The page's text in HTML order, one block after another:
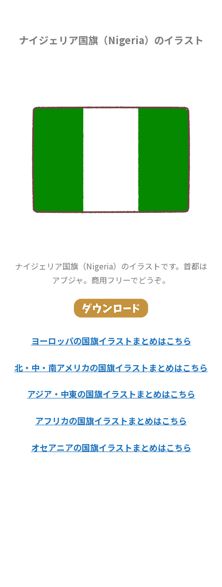
ナイジェリア国旗（Nigeria）のイラスト
ナイジェリア国旗（Nigeria）のイラストです。首都は
アブジャ。商用フリーでどうぞ。
ヨーロッパの国旗イラストまとめはこちら
北・中・南アメリカの国旗イラストまとめはこちら
アジア・中東の国旗イラストまとめはこちら
アフリカの国旗イラストまとめはこちら
オセアニアの国旗イラストまとめはこちら